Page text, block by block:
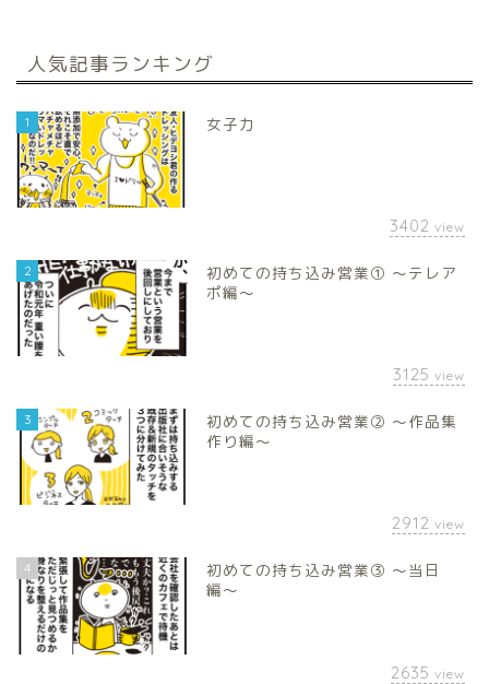
人気記事ランキング
1 女子力
3402 view
2
初めての持ち込み営業① 〜テレア
ポ編〜
3125 view
3
初めての持ち込み営業② 〜作品集
作り編〜
2912 view
4
初めての持ち込み営業③ 〜当日
編〜
2635 view